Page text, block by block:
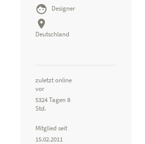
 Designer

Deutschland
zuletzt online
vor
5324 Tagen 8
Std.
Mitglied seit
15.02.2011